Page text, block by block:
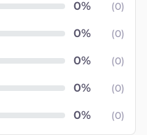
(0)
(0)
(0)
(0)
(0)